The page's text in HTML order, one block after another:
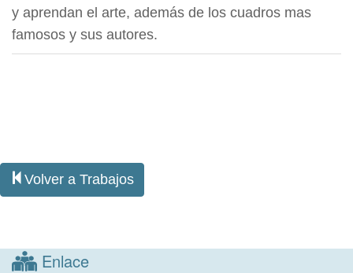
y aprendan el arte, además de los cuadros mas
famosos y sus autores.
Volver a Trabajos
Enlace